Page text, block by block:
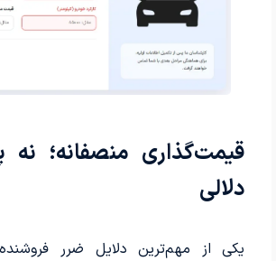
قیمت‌گذاری منصفانه؛ نه
دلالی
یکی از مهم‌ترین دلایل ضرر